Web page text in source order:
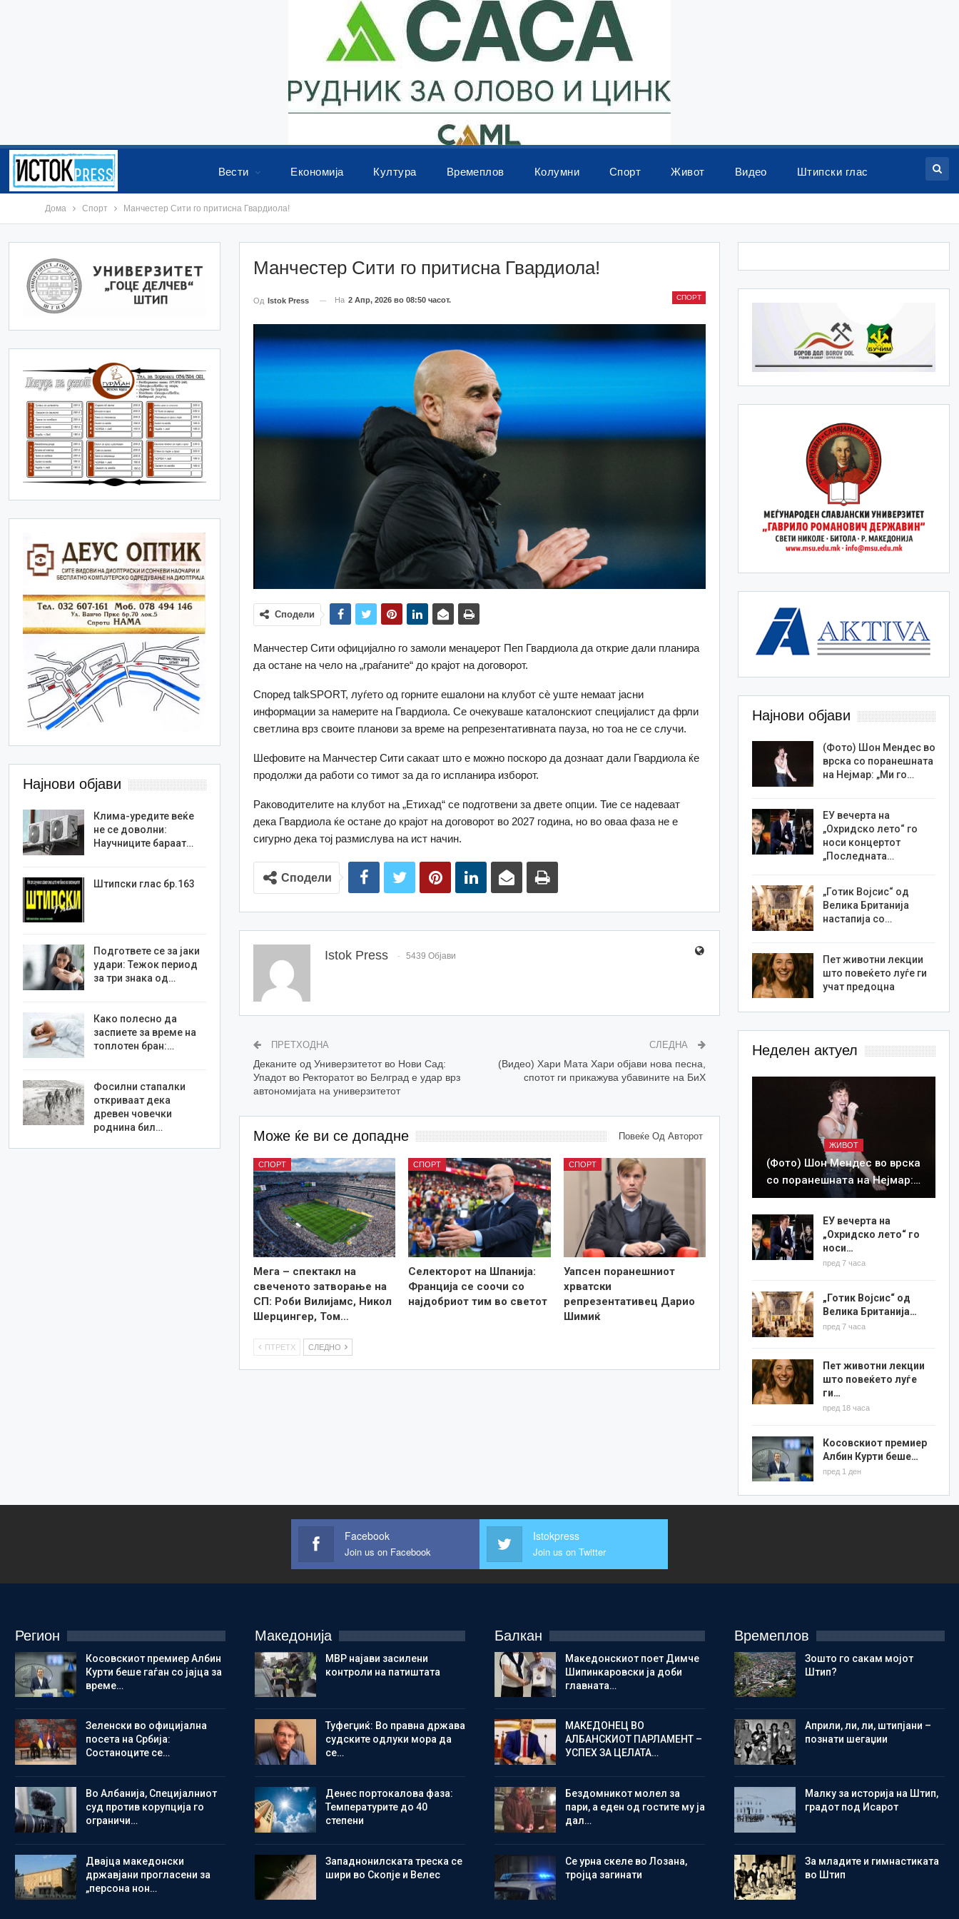
Вести Економија Култура Времеплов Колумни Спорт Живот Видео Штипски глас
Дома Спорт Манчестер Сити го притисна Гвардиола!
Манчестер Сити го притисна Гвардиола!
СПОРТ
Од Istok Press На 2 Апр, 2026 во 08:50 часот.
Сподели
Манчестер Сити официјално го замоли менаџерот Пеп Гвардиола да открие дали планира
да остане на чело на „граѓаните“ до крајот на договорот.
Според talkSPORT, луѓето од горните ешалони на клубот сè уште немаат јасни
информации за намерите на Гвардиола. Се очекуваше каталонскиот специјалист да фрли
светлина врз своите планови за време на репрезентативната пауза, но тоа не се случи.
Шефовите на Манчестер Сити сакаат што е можно поскоро да дознаат дали Гвардиола ќе
продолжи да работи со тимот за да го испланира изборот.
Раководителите на клубот на „Етихад“ се подготвени за двете опции. Тие се надеваат
дека Гвардиола ќе остане до крајот на договорот во 2027 година, но во оваа фаза не е
сигурно дека тој размислува на ист начин.
Сподели
Istok Press 5439 Објави
ПРЕТХОДНА
Деканите од Универзитетот во Нови Сад:
Упадот во Ректоратот во Белград е удар врз
автономијата на универзитетот
СЛЕДНА
(Видео) Хари Мата Хари објави нова песна,
спотот ги прикажува убавините на БиХ
Може ќе ви се допадне Повеќе Од Авторот
СПОРТ
Мега – спектакл на
свеченото затворање на
СП: Роби Вилијамс, Никол
Шерцингер, Том…
СПОРТ
Селекторот на Шпанија:
Франција се соочи со
најдобриот тим во светот
СПОРТ
Уапсен поранешниот
хрватски
репрезентативец Дарио
Шимиќ
ПТРЕТХ СЛЕДНО
Најнови објави
(Фото) Шон Мендес во
врска со поранешната
на Нејмар: „Ми го…
ЕУ вечерта на
„Охридско лето“ го
носи концертот
„Последната…
„Готик Војсис“ од
Велика Британија
настапија со…
Пет животни лекции
што повеќето луѓе ги
учат предоцна
Неделен актуел
ЖИВОТ
(Фото) Шон Мендес во врска
со поранешната на Нејмар:…
ЕУ вечерта на
„Охридско лето“ го
носи…
пред 7 часа
„Готик Војсис“ од
Велика Британија…
пред 7 часа
Пет животни лекции
што повеќето луѓе
ги…
пред 18 часа
Косовскиот премиер
Албин Курти беше…
пред 1 ден
Најнови објави
Клима-уредите веќе
не се доволни:
Научниците бараат…
Штипски глас бр.163
Подгответе се за јаки
удари: Тежок период
за три знака од…
Како полесно да
заспиете за време на
топлотен бран:…
Фосилни стапалки
откриваат дека
древен човечки
роднина бил…
Facebook
Join us on Facebook
Istokpress
Join us on Twitter
Регион
Косовскиот премиер Албин
Курти беше гаѓан со јајца за
време…
Зеленски во официјална
посета на Србија:
Состаноците се…
Во Албанија, Специјалниот
суд против корупција го
ограничи…
Двајца македонски
државјани прогласени за
„персона нон…
Македонија
МВР најави засилени
контроли на патиштата
Туфегџиќ: Во правна држава
судските одлуки мора да
се…
Денес портокалова фаза:
Температурите до 40
степени
Западнонилската треска се
шири во Скопје и Велес
Балкан
Македонскиот поет Димче
Шипинкаровски ја доби
главната…
МАКЕДОНЕЦ ВО
АЛБАНСКИОТ ПАРЛАМЕНТ –
УСПЕХ ЗА ЦЕЛАТА…
Бездомникот молел за
пари, а еден од гостите му ја
дал…
Се урна скеле во Лозана,
тројца загинати
Времеплов
Зошто го сакам мојот
Штип?
Aприли, ли, ли, штипјани –
познати шегаџии
Малку за историја на Штип,
градот под Исарот
Зa младите и гимнастиката
во Штип